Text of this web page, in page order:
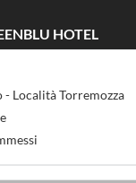
HOTEL
- Località Torremozza